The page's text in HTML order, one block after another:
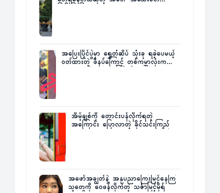
အပြေးပြိုင်ပွဲမှာ ရွှေတံဆိပ် သုံးခု ရခဲ့ပေမယ့်
ဝတ်ထားတဲ့ ဖိနပ်ကြောင့် တစ်ကမ္ဘာလုံးက
အိမ့်ချစ်ကို တောင်းပန်လိုက်ရတဲ့
အကြောင်း ပြောလာတဲ့ ခိုင်သင်းကြည်
အဖော်အချွတ်နဲ့ အနုပညာကြေးမြင့်နေကြ
သူတွေကို ဝေဖန်လိုက်တဲ့ သင်္ဇာမြင့်မိုရ်